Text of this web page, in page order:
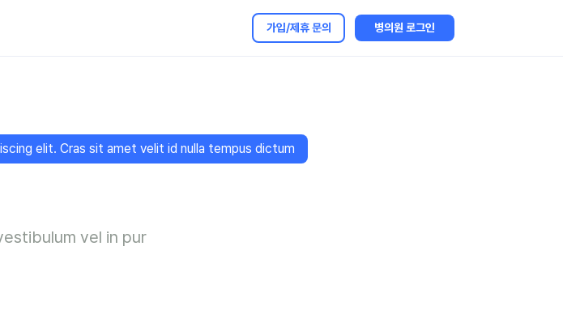
가입/제휴 문의 병의원 로그인
elit. Cras sit amet velit id nulla tempus dictum
vel in pur